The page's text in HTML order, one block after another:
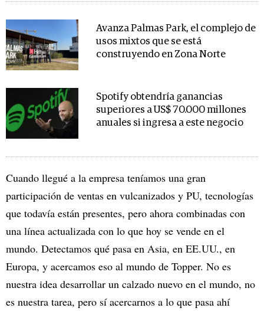
Avanza Palmas Park, el complejo de
usos mixtos que se está
construyendo en Zona Norte
Spotify obtendría ganancias
superiores a US$ 70.000 millones
anuales si ingresa a este negocio
Cuando llegué a la empresa teníamos una gran
participación de ventas en vulcanizados y PU, tecnologías
que todavía están presentes, pero ahora combinadas con
una línea actualizada con lo que hoy se vende en el
mundo. Detectamos qué pasa en Asia, en EE.UU., en
Europa, y acercamos eso al mundo de Topper. No es
nuestra idea desarrollar un calzado nuevo en el mundo, no
es nuestra tarea, pero sí acercarnos a lo que pasa ahí